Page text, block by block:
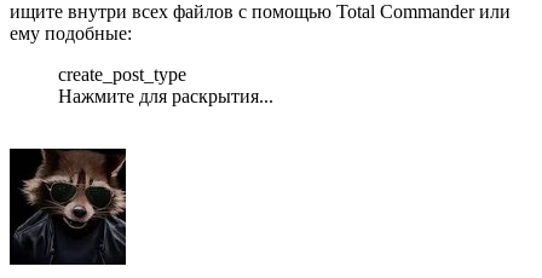
ищите внутри всех файлов с помощью Total Commander или
ему подобные:
create_post_type
Нажмите для раскрытия...